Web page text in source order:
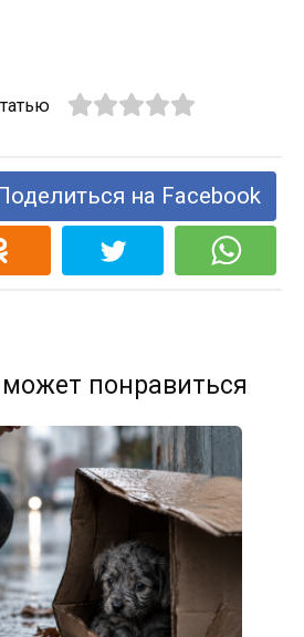
на Facebook
понравиться